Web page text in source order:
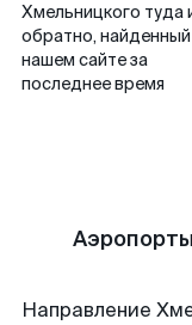
Хмельницкого туда
обратно,
нашем сайте за
последнее время
Направление